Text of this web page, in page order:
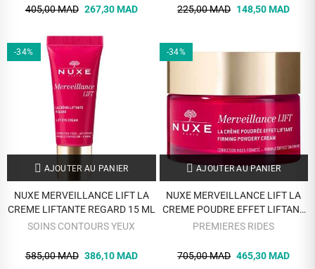
405,00 MAD 267,30 MAD 225,00 MAD 148,50 MAD
-34%
AJOUTER AU PANIER
NUXE MERVEILLANCE LIFT LA
CREME LIFTANTE REGARD 15 ML
SOINS CONTOURS YEUX
585,00 MAD 386,10 MAD
-34%
AJOUTER AU PANIER
NUXE MERVEILLANCE LIFT LA
CREME POUDRE EFFET LIFTANT
50 ML
PREMIERES RIDES
705,00 MAD 465,30 MAD